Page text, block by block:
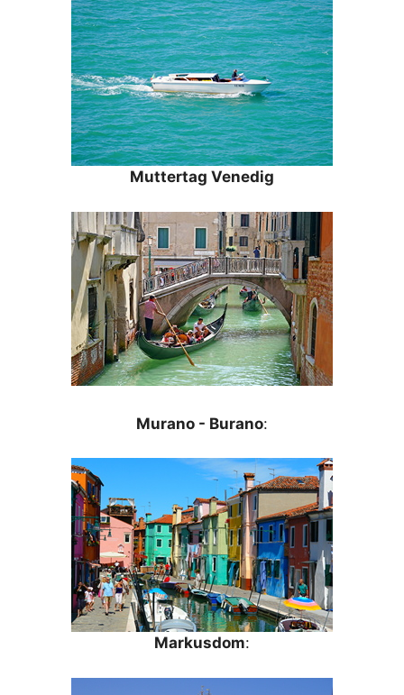
Muttertag Venedig
Murano - Burano:
Markusdom: